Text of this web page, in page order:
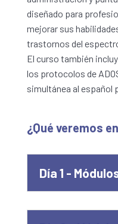
diseñado para
mejorar sus
trastornos del
El curso también
los protocolos de
simultánea al español
¿Qué veremos
Día 1 -